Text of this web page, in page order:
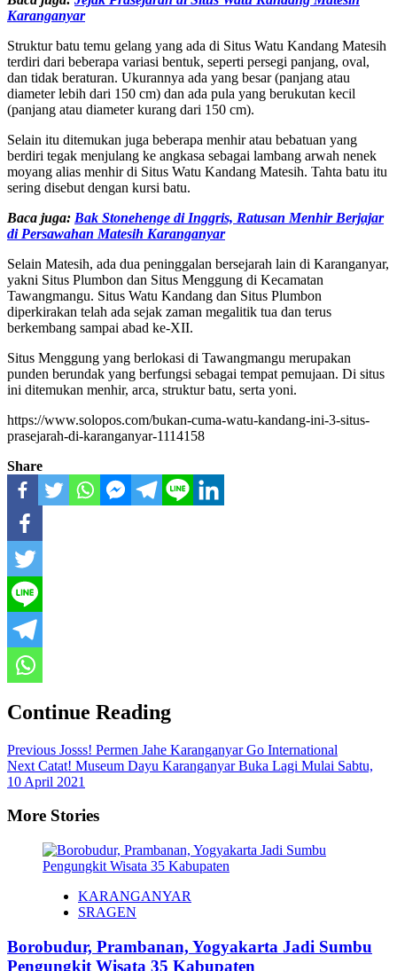
Karanganyar
Struktur batu temu gelang yang ada di Situs Watu Kandang Matesih
terdiri dari beberapa variasi bentuk, seperti persegi panjang, oval,
dan tidak beraturan. Ukurannya ada yang besar (panjang atau
diameter lebih dari 150 cm) dan ada pula yang berukutan kecil
(panjang atau diameter kurang dari 150 cm).
Selain itu ditemukan juga beberapa menhir atau bebatuan yang
berdiri tegak menjulang ke angkasa sebagai lambang arwah nenek
moyang alias menhir di Situs Watu Kandang Matesih. Tahta batu itu
sering disebut dengan kursi batu.
Baca juga: Bak Stonehenge di Inggris, Ratusan Menhir Berjajar
di Persawahan Matesih Karanganyar
Selain Matesih, ada dua peninggalan bersejarah lain di Karanganyar,
yakni Situs Plumbon dan Situs Menggung di Kecamatan
Tawangmangu. Situs Watu Kandang dan Situs Plumbon
diperkirakan telah ada sejak zaman megalitik tua dan terus
berkembang sampai abad ke-XII.
Situs Menggung yang berlokasi di Tawangmangu merupakan
punden berundak yang berfungsi sebagai tempat pemujaan. Di situs
ini ditemukan menhir, arca, struktur batu, serta yoni.
https://www.solopos.com/bukan-cuma-watu-kandang-ini-3-situs-
prasejarah-di-karanganyar-1114158
Share
Continue Reading
Previous Josss! Permen Jahe Karanganyar Go International
Next Catat! Museum Dayu Karanganyar Buka Lagi Mulai Sabtu,
10 April 2021
More Stories
KARANGANYAR
SRAGEN
Borobudur, Prambanan, Yogyakarta Jadi Sumbu
Pengungkit Wisata 35 Kabupaten